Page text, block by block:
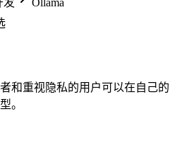
发
Ollama
和重视隐私的用户可以在自己的
。